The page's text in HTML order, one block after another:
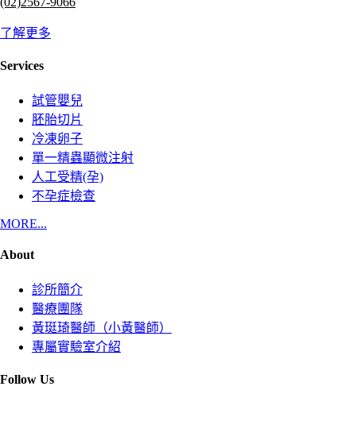
了解更多
Services
試管嬰兒
胚胎切片
冷凍卵子
單一精蟲顯微注射
人工受精(孕)
不孕症檢查
MORE...
About
診所簡介
醫療團隊
黃珽琦醫師（小黃醫師）
專屬實驗室介紹
Follow Us